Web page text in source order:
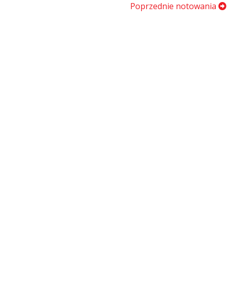
Poprzednie notowania